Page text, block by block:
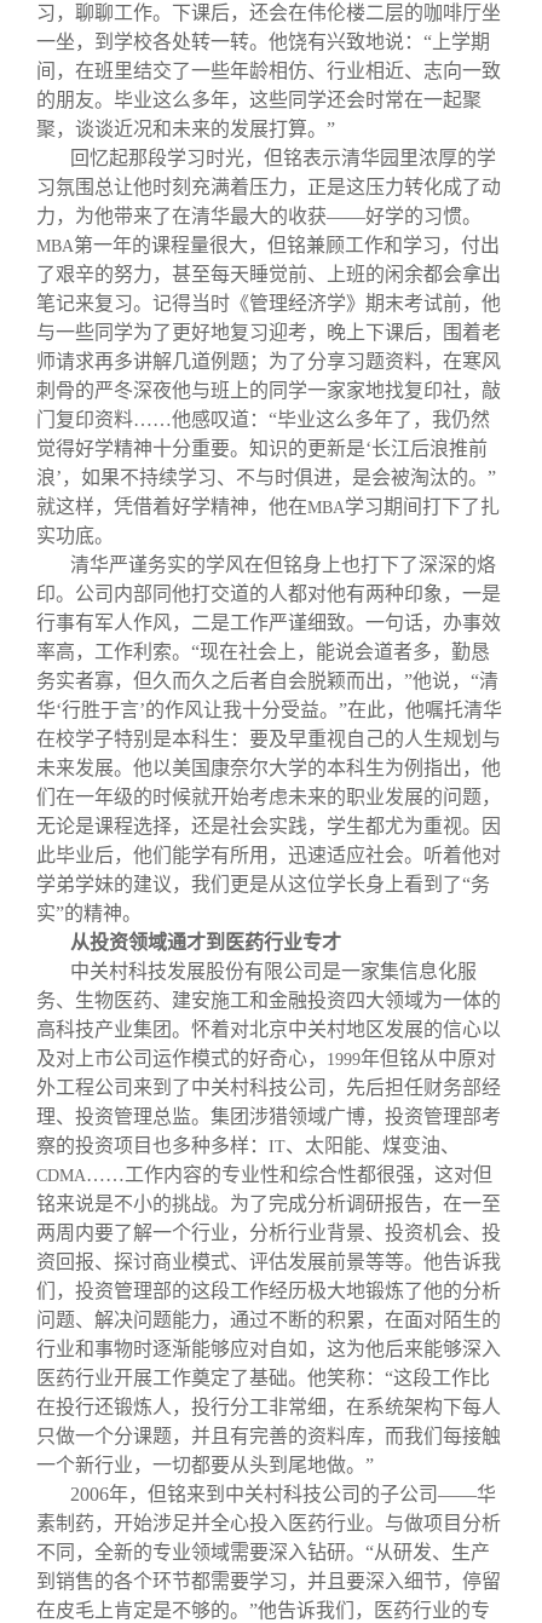
习，聊聊工作。下课后，还会在伟伦楼二层的咖啡厅坐
一坐，到学校各处转一转。他饶有兴致地说：“上学期
间，在班里结交了一些年龄相仿、行业相近、志向一致
的朋友。毕业这么多年，这些同学还会时常在一起聚
聚，谈谈近况和未来的发展打算。”
回忆起那段学习时光，但铭表示清华园里浓厚的学
习氛围总让他时刻充满着压力，正是这压力转化成了动
力，为他带来了在清华最大的收获——好学的习惯。
MBA第一年的课程量很大，但铭兼顾工作和学习，付出
了艰辛的努力，甚至每天睡觉前、上班的闲余都会拿出
笔记来复习。记得当时《管理经济学》期末考试前，他
与一些同学为了更好地复习迎考，晚上下课后，围着老
师请求再多讲解几道例题；为了分享习题资料，在寒风
刺骨的严冬深夜他与班上的同学一家家地找复印社，敲
门复印资料……他感叹道：“毕业这么多年了，我仍然
觉得好学精神十分重要。知识的更新是‘长江后浪推前
浪’，如果不持续学习、不与时俱进，是会被淘汰的。”
就这样，凭借着好学精神，他在MBA学习期间打下了扎
实功底。
清华严谨务实的学风在但铭身上也打下了深深的烙
印。公司内部同他打交道的人都对他有两种印象，一是
行事有军人作风，二是工作严谨细致。一句话，办事效
率高，工作利索。“现在社会上，能说会道者多，勤恳
务实者寡，但久而久之后者自会脱颖而出，”他说，“清
华‘行胜于言’的作风让我十分受益。”在此，他嘱托清华
在校学子特别是本科生：要及早重视自己的人生规划与
未来发展。他以美国康奈尔大学的本科生为例指出，他
们在一年级的时候就开始考虑未来的职业发展的问题，
无论是课程选择，还是社会实践，学生都尤为重视。因
此毕业后，他们能学有所用，迅速适应社会。听着他对
学弟学妹的建议，我们更是从这位学长身上看到了“务
实”的精神。
从投资领域通才到医药行业专才
中关村科技发展股份有限公司是一家集信息化服
务、生物医药、建安施工和金融投资四大领域为一体的
高科技产业集团。怀着对北京中关村地区发展的信心以
及对上市公司运作模式的好奇心，
1999年但铭从中原对
外工程公司来到了中关村科技公司，先后担任财务部经
理、投资管理总监。集团涉猎领域广博，投资管理部考
察的投资项目也多种多样： IT、太阳能、煤变油、
CDMA ……工作内容的专业性和综合性都很强，这对但
铭来说是不小的挑战。为了完成分析调研报告，在一至
两周内要了解一个行业，分析行业背景、投资机会、投
资回报、探讨商业模式、评估发展前景等等。他告诉我
们，投资管理部的这段工作经历极大地锻炼了他的分析
问题、解决问题能力，通过不断的积累，在面对陌生的
行业和事物时逐渐能够应对自如，这为他后来能够深入
医药行业开展工作奠定了基础。他笑称：“这段工作比
在投行还锻炼人，投行分工非常细，在系统架构下每人
只做一个分课题，并且有完善的资料库，而我们每接触
一个新行业，一切都要从头到尾地做。”
2006年，但铭来到中关村科技公司的子公司——华
素制药，开始涉足并全心投入医药行业。与做项目分析
不同，全新的专业领域需要深入钻研。“从研发、生产
到销售的各个环节都需要学习，并且要深入细节，停留
在皮毛上肯定是不够的。”他告诉我们，医药行业的专